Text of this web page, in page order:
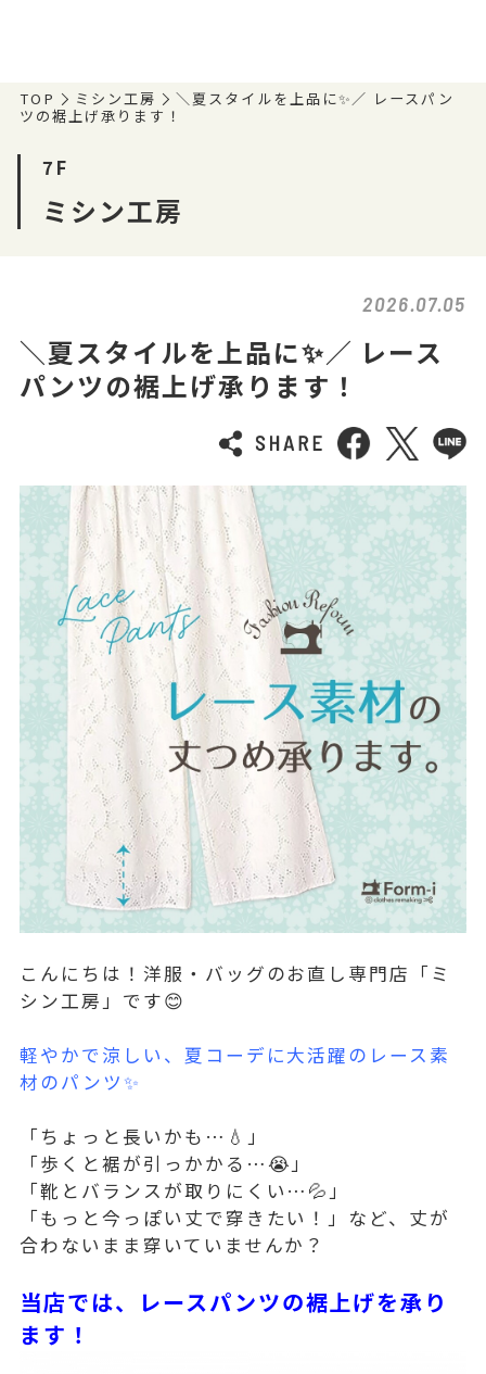
TOP ミシン工房
＼夏スタイルを上品に✨／ レースパン
ツの裾上げ承ります！
7F
ミシン工房
2026.07.05
＼夏スタイルを上品に✨／ レース
パンツの裾上げ承ります！
こんにちは！洋服・バッグのお直し専門店「ミ
シン工房」です😊
軽やかで涼しい、夏コーデに大活躍のレース素
材のパンツ✨
「ちょっと長いかも…💧」
「歩くと裾が引っかかる…😭」
「靴とバランスが取りにくい…💦」
「もっと今っぽい丈で穿きたい！」など、丈が
合わないまま穿いていませんか？
当店では、レースパンツの裾上げを承り
ます！